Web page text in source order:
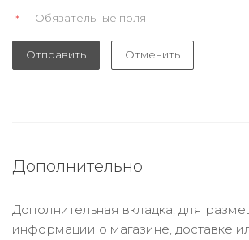
* — Обязательные поля
Отправить Отменить
Дополнительно
Дополнительная вкладка, для
информации о магазине, доставке